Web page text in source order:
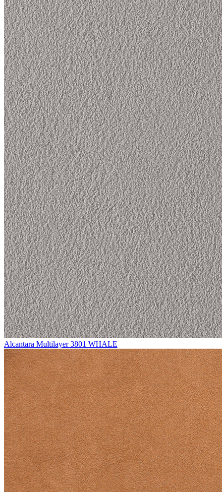
Alcantara Multilayer 3801 WHALE